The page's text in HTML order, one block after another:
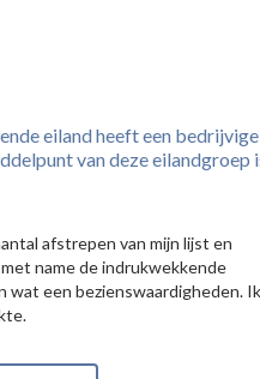
eiland heeft een bedrijvige
van deze eilandgroep
afstrepen van mijn lijst en
name de indrukwekkende
wat een bezienswaardigheden. Ik